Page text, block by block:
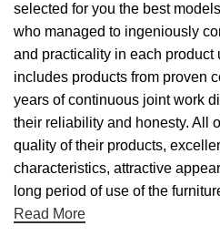
selected for you the best
who managed to ingeniously
and practicality in each product
includes products from proven
years of continuous joint work
their reliability and honesty. All
quality of their products,
characteristics, attractive
long period of use of the
Read More